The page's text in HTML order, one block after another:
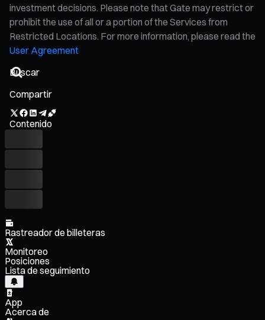
investment decisions. Please note that Gate may restrict or
prohibit the use of all or a portion of the Services from
Restricted Locations. For more information, please read the
User Agreement
Compartir
Contenido
Rastreador de billeteras
Monitoreo
Posiciones
Lista de seguimiento
App
Acerca de